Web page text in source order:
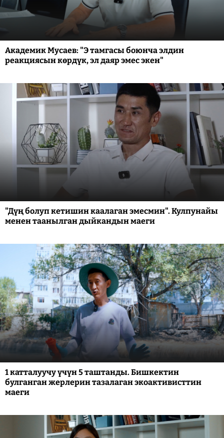
Академик Мусаев: "Э тамгасы боюнча элдин
реакциясын көрдүк, эл даяр эмес экен"
"Дүң болуп кетишин каалаган эмесмин". Кулпунайы
менен таанылган дыйкандын маеги
1 катталуучу үчүн 5 таштанды. Бишкектин
булганган жерлерин тазалаган экоактивисттин
маеги